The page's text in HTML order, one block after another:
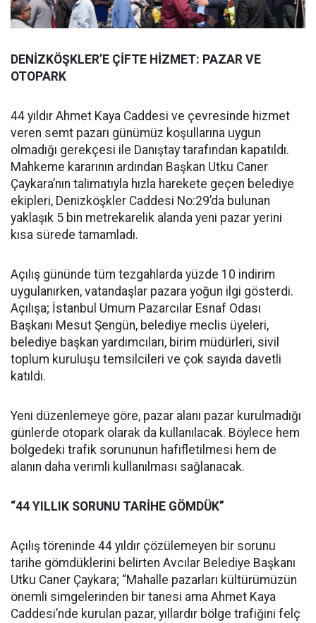
DENİZKÖŞKLER’E ÇİFTE HİZMET: PAZAR VE
OTOPARK
44 yıldır Ahmet Kaya Caddesi ve çevresinde hizmet
veren semt pazarı günümüz koşullarına uygun
olmadığı gerekçesi ile Danıştay tarafından kapatıldı.
Mahkeme kararının ardından Başkan Utku Caner
Çaykara’nın talimatıyla hızla harekete geçen belediye
ekipleri, Denizköşkler Caddesi No:29’da bulunan
yaklaşık 5 bin metrekarelik alanda yeni pazar yerini
kısa sürede tamamladı.
Açılış gününde tüm tezgahlarda yüzde 10 indirim
uygulanırken, vatandaşlar pazara yoğun ilgi gösterdi.
Açılışa; İstanbul Umum Pazarcılar Esnaf Odası
Başkanı Mesut Şengün, belediye meclis üyeleri,
belediye başkan yardımcıları, birim müdürleri, sivil
toplum kuruluşu temsilcileri ve çok sayıda davetli
katıldı.
Yeni düzenlemeye göre, pazar alanı pazar kurulmadığı
günlerde otopark olarak da kullanılacak. Böylece hem
bölgedeki trafik sorununun hafifletilmesi hem de
alanın daha verimli kullanılması sağlanacak.
“44 YILLIK SORUNU TARİHE GÖMDÜK”
Açılış töreninde 44 yıldır çözülemeyen bir sorunu
tarihe gömdüklerini belirten Avcılar Belediye Başkanı
Utku Caner Çaykara; “Mahalle pazarları kültürümüzün
önemli simgelerinden bir tanesi ama Ahmet Kaya
Caddesi’nde kurulan pazar, yıllardır bölge trafiğini felç